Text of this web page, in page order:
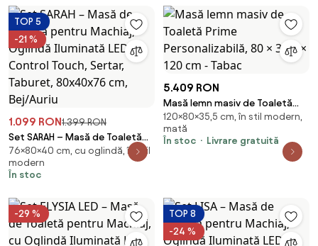
încărcare fără fir, Alb,
100x40x75 cm
TOP 5
-21 %
1.099 RON1.399 RON
Set SARAH – Masă de Toaletă
pentru Machiaj, Oglindă
Iluminată LED, Control Touch,
Sertar, Taburet, 80x40x76 cm,
76×80×40 cm, cu oglindă, în stil
modern
În stoc
5.409 RON
Masă lemn masiv de Toaletă
Prime Personalizabilă, 80 × 35.5
× 120 cm - Tabac
120×80×35,5 cm, în stil modern,
mată
În stoc
Livrare gratuită
-29 %
TOP 8
-24 %